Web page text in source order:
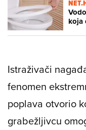
koja
Istraživači
fenomen
poplava otvorio
grabežljivcu